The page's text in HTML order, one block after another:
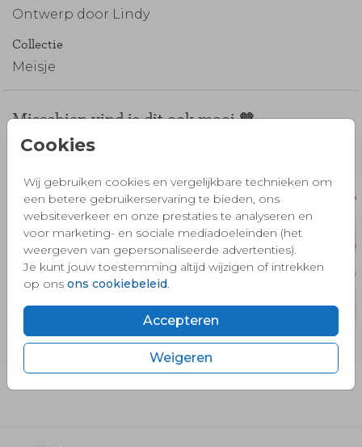
Cookies
Wij gebruiken cookies en vergelijkbare technieken om
een betere gebruikerservaring te bieden, ons
websiteverkeer en onze prestaties te analyseren en
voor marketing- en sociale mediadoeleinden (het
weergeven van gepersonaliseerde advertenties).
Je kunt jouw toestemming altijd wijzigen of intrekken
op ons ons cookiebeleid
Accepteren
Weigeren
Ontwerp door Lindy
Collectie
Meisje
Misschien vind je dit ook mooi 🧡